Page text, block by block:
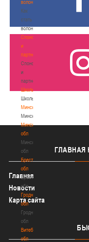
волонтером
Как
стать
волонтером
Спонсоры
и
партнеры
Спонсоры
и
партнеры
Школы
Школы
Минск
Минск
Минская
обл
Минская
обл
Брестская
обл
Брестская
обл
Гродненская
обл
Гродненская
обл
Витебская
обл
ГЛАВНАЯ
Главная
Новости
Карта сайта